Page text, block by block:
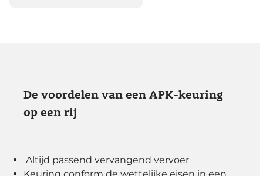
De voordelen van een APK-keuring
op een rij
Altijd passend vervangend vervoer